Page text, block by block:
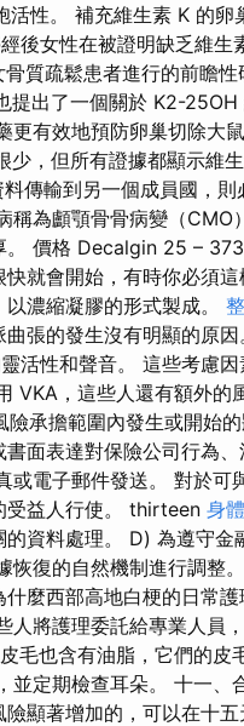
性。 補充維生素 K 的卵
後女性在被證明缺乏維生
質疏鬆患者進行的前瞻性
出了一個關於 K2-25OH
更有效地預防卵巢切除大
，但所有證據都顯示維
傳輸到另一個成員國，則
稱為顱顎骨骨病變（CMO
。 價格 Decalgin 25 –
就會開始，有時你必須
濃縮凝膠的形式製成。
張的發生沒有明顯的原因
活性和聲音。 這些考慮
VKA，這些人還有額外的
承擔範圍內發生或開始
面表達對保險公司行為
或電子郵件發送。 對於可
受益人行使。 thirteen 身
資料處理。 D) 為遵守金
恢復的自然機制進行調整
麼西部高地白梗的日常
將護理委託給專業人員
毛也含有油脂，它們的皮
並定期檢查耳朵。 十一、
顯著增加的，可以在十